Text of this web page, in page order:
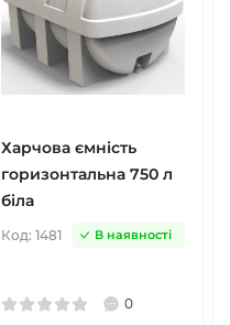
Харчова ємність
горизонтальна 750 л
біла
Код: 1481 В наявності
0